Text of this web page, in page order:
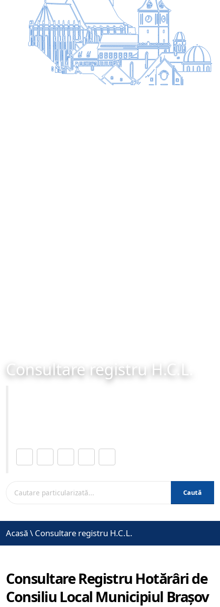
Consultare registru H.C.L.
Caută
Acasă \ Consultare registru H.C.L.
Consultare Registru Hotărâri de
Consiliu Local Municipiul Brașov